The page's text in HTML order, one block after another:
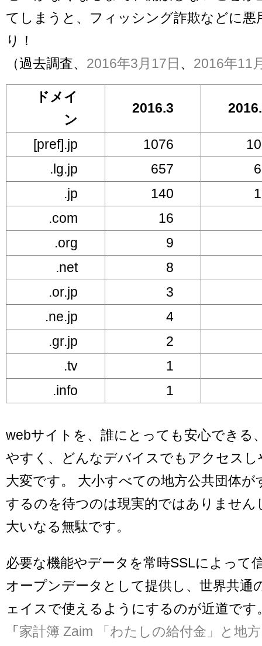
てしまうと、フィッシング詐欺などに悪
り！
（過去調査、 2016年3月17日 、 2016年11
ドメイ
ン
2016.3
[pref].jp 1076
.lg.jp
657
.jp
140
.com
16
.org
9
.net
8
.or.jp
3
.ne.jp
4
.gr.jp
2
.tv
1
.info
1
webサイトを、誰にとっても安心できる
やすく、どんなデバイスでもアクセス
大変です。 大小すべての地方公共団体が
するのを待つのは現実的ではありません
大いなる無駄です。
必要な機能やデータを常時SSLによって
オープンデータとして提供し、世界共通
ェイスで使えるようにするのが近道です
「家計簿 Zaim 「わたしの給付金」と地